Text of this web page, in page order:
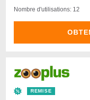
Nombre d'utilisations: 12
REMISE